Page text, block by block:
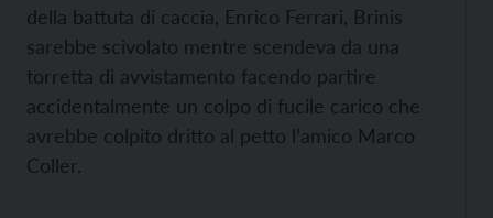
della battuta di caccia, Enrico Ferrari, Brinis
sarebbe scivolato mentre scendeva da una
torretta di avvistamento facendo partire
accidentalmente un colpo di fucile carico che
avrebbe colpito dritto al petto l’amico Marco
Coller.